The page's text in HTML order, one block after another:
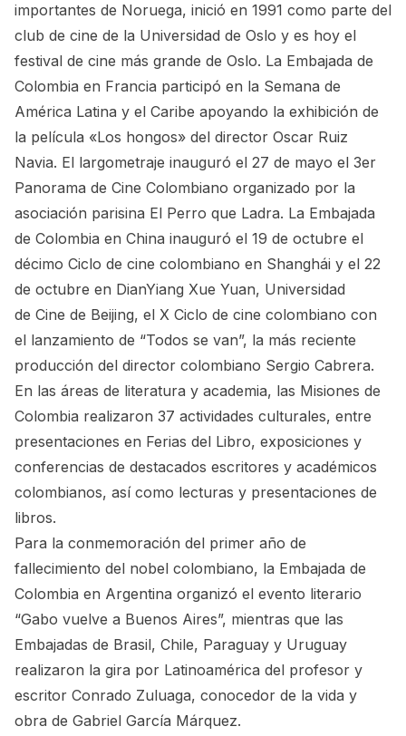
importantes de Noruega, inició en 1991 como parte del
club de cine de la Universidad de Oslo y es hoy el
festival de cine más grande de Oslo. La Embajada de
Colombia en Francia participó en la Semana de
América Latina y el Caribe apoyando la exhibición de
la película «Los hongos» del director Oscar Ruiz
Navia. El largometraje inauguró el 27 de mayo el 3er
Panorama de Cine Colombiano organizado por la
asociación parisina El Perro que Ladra. La Embajada
de Colombia en China inauguró el 19 de octubre el
décimo Ciclo de cine colombiano en Shanghái y el 22
de octubre en DianYiang Xue Yuan, Universidad
de Cine de Beijing, el X Ciclo de cine colombiano con
el lanzamiento de “Todos se van”, la más reciente
producción del director colombiano Sergio Cabrera.
En las áreas de literatura y academia, las Misiones de
Colombia realizaron 37 actividades culturales, entre
presentaciones en Ferias del Libro, exposiciones y
conferencias de destacados escritores y académicos
colombianos, así como lecturas y presentaciones de
libros.
Para la conmemoración del primer año de
fallecimiento del nobel colombiano, la Embajada de
Colombia en Argentina organizó el evento literario
“Gabo vuelve a Buenos Aires”, mientras que las
Embajadas de Brasil, Chile, Paraguay y Uruguay
realizaron la gira por Latinoamérica del profesor y
escritor Conrado Zuluaga, conocedor de la vida y
obra de Gabriel García Márquez.